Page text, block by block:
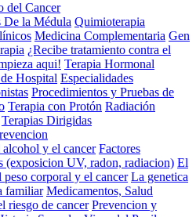
del Cancer
De la Médula Quimioterapia
Medicina Complementaria Gen
¿Recibe tratamiento contra el
aqui! Terapia Hormonal
Hospital Especialidades
Procedimientos y Pruebas de
Terapia con Protón Radiación
Terapias Dirigidas
y el cancer Factores
(exposicion UV, radon, radiacion) El
peso corporal y el cancer La genetica
familiar Medicamentos, Salud
riesgo de cancer Prevencion y